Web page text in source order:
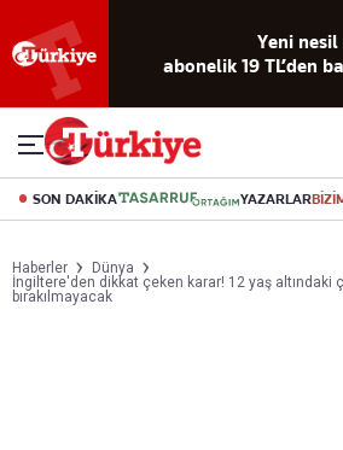
Yeni
abonelik 19 TL’den
SON DAKİKA YAZARLAR
Haberler
Dünya
İngiltere'den dikkat çeken karar! 12 yaş altındaki
bırakılmayacak